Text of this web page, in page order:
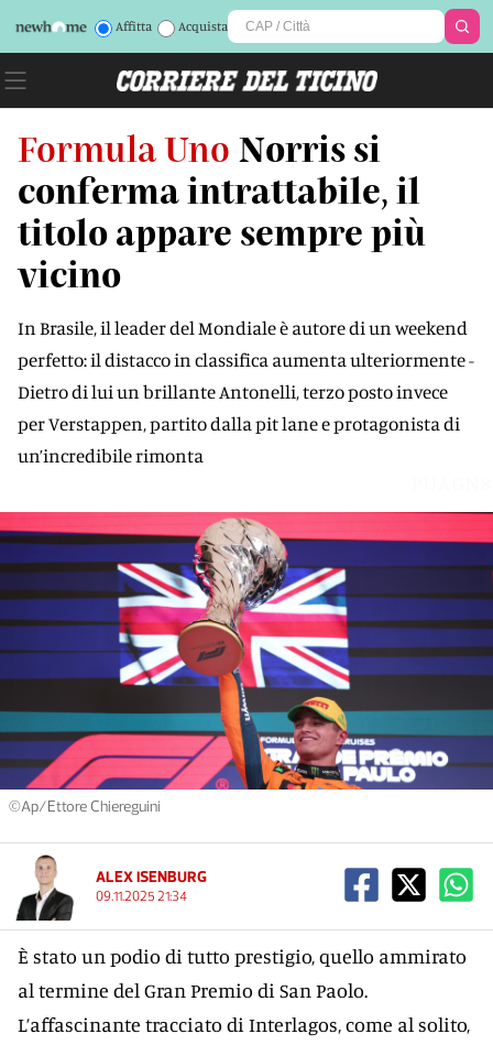
Affitta Acquista
Formula Uno Norris si
conferma intrattabile, il
titolo appare sempre più
vicino
In Brasile, il leader del Mondiale è autore di un weekend
perfetto: il distacco in classifica aumenta ulteriormente -
Dietro di lui un brillante Antonelli, terzo posto invece
per Verstappen, partito dalla pit lane e protagonista di
un’incredibile rimonta
©Ap/Ettore Chiereguini
ALEX ISENBURG
09.11.2025 21:34
È stato un podio di tutto prestigio, quello ammirato
al termine del Gran Premio di San Paolo.
L’affascinante tracciato di Interlagos, come al solito,